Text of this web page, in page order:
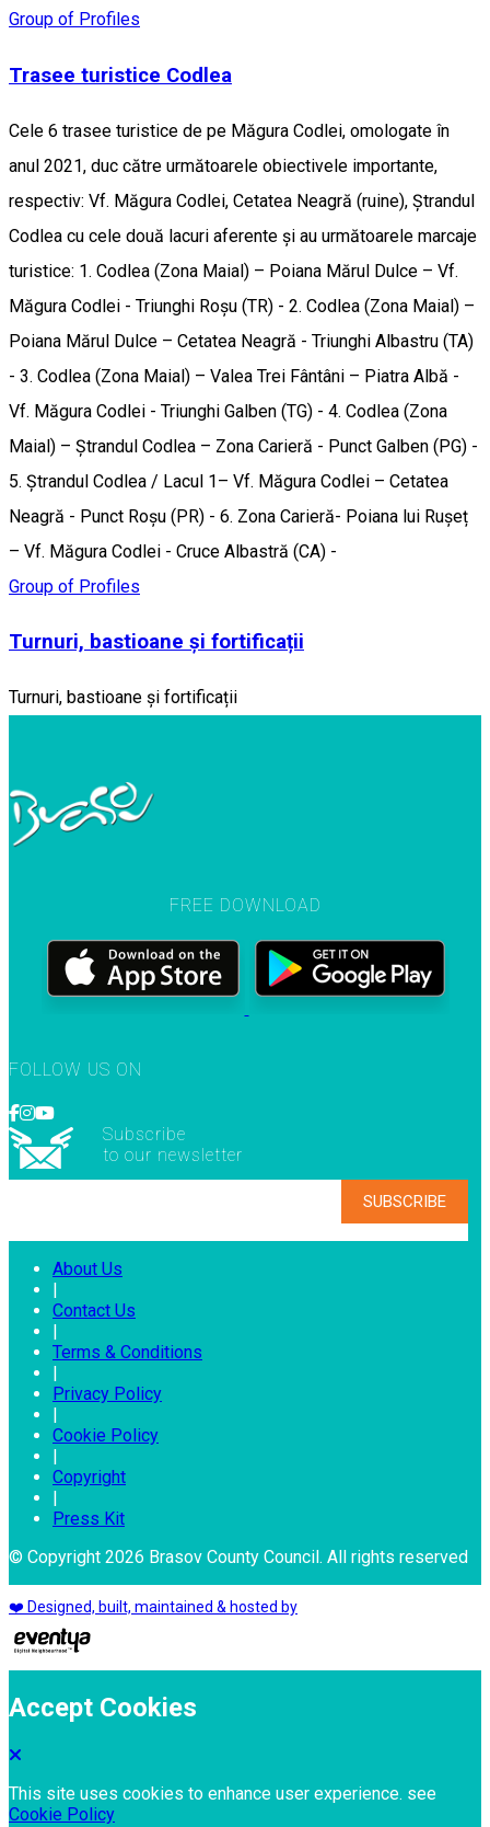
Group of Profiles
Trasee turistice Codlea
Cele 6 trasee turistice de pe Măgura Codlei, omologate în
anul 2021, duc către următoarele obiectivele importante,
respectiv: Vf. Măgura Codlei, Cetatea Neagră (ruine), Ștrandul
Codlea cu cele două lacuri aferente și au următoarele marcaje
turistice: 1. Codlea (Zona Maial) – Poiana Mărul Dulce – Vf.
Măgura Codlei - Triunghi Roșu (TR) - 2. Codlea (Zona Maial) –
Poiana Mărul Dulce – Cetatea Neagră - Triunghi Albastru (TA)
- 3. Codlea (Zona Maial) – Valea Trei Fântâni – Piatra Albă -
Vf. Măgura Codlei - Triunghi Galben (TG) - 4. Codlea (Zona
Maial) – Ștrandul Codlea – Zona Carieră - Punct Galben (PG) -
5. Ștrandul Codlea / Lacul 1– Vf. Măgura Codlei – Cetatea
Neagră - Punct Roșu (PR) - 6. Zona Carieră- Poiana lui Rușeț
– Vf. Măgura Codlei - Cruce Albastră (CA) -
Group of Profiles
Turnuri, bastioane și fortificații
Turnuri, bastioane și fortificații
FREE DOWNLOAD
FOLLOW US ON
Subscribe
to our newsletter
About Us
Contact Us
Terms & Conditions
Privacy Policy
Cookie Policy
Copyright
Press Kit
© Copyright 2026 Brasov County Council. All rights reserved
❤️ Designed, built, maintained & hosted by
Accept Cookies
This site uses cookies to enhance user experience. see
Cookie Policy